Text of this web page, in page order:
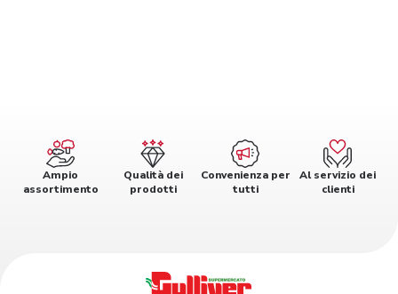
Ampio
assortimento
Qualità dei
prodotti
Convenienza per
tutti
Al servizio dei
clienti